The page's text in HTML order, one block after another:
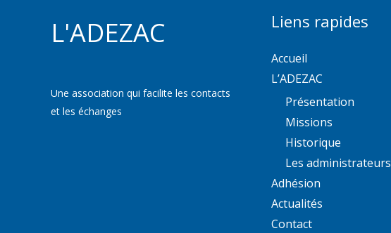
L'ADEZAC
Une association qui facilite les contacts
et les échanges
Liens rapides
Accueil
L’ADEZAC
Présentation
Missions
Historique
Les administrateurs
Adhésion
Actualités
Contact